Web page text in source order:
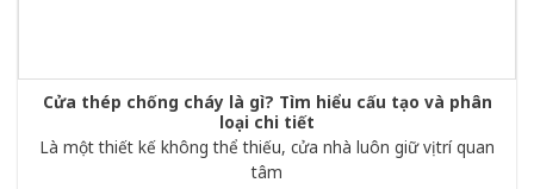
Cửa thép chống cháy là gì? Tìm hiểu cấu tạo và phân
loại chi tiết
Là một thiết kế không thể thiếu, cửa nhà luôn giữ vị trí quan
tâm